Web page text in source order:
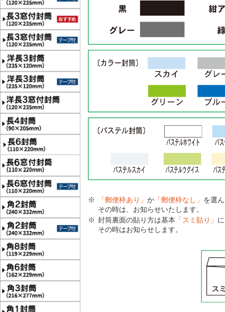
「郵便枠あり」 か 「郵便枠なし」 を選
その時は、お知らせいたします。
封筒裏面の貼り方は基本 「スミ貼り」
その時はお知らせします。